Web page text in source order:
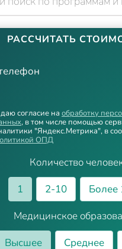
РАССЧИТАТЬ
Количество
1
2-10
Более
Медицинское
Высшее
Среднее
согласие на обработку
, в том числе помощью
"Яндекс.Метрика", в
ОПД